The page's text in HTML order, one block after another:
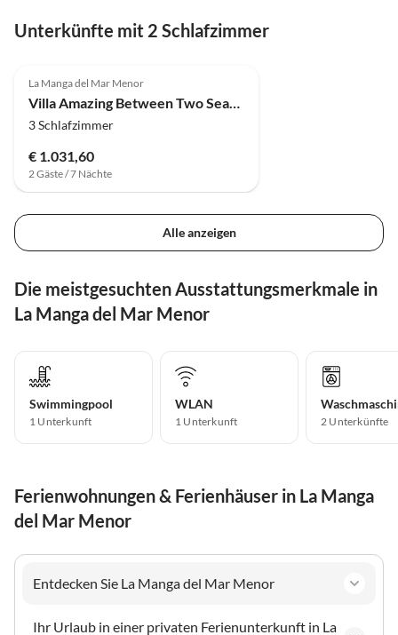
Unterkünfte mit 2 Schlafzimmer
La Manga del Mar Menor
Villa Amazing Between Two Seas by Fidalsa
3 Schlafzimmer
€ 1.031,60
2 Gäste / 7 Nächte
Alle anzeigen
Die meistgesuchten Ausstattungsmerkmale in
La Manga del Mar Menor
Swimmingpool
1 Unterkunft
WLAN
1 Unterkunft 2 Unterkünfte
Ferienwohnungen & Ferienhäuser in La Manga
del Mar Menor
Entdecken Sie La Manga del Mar Menor
Ihr Urlaub in einer privaten Ferienunterkunft in La